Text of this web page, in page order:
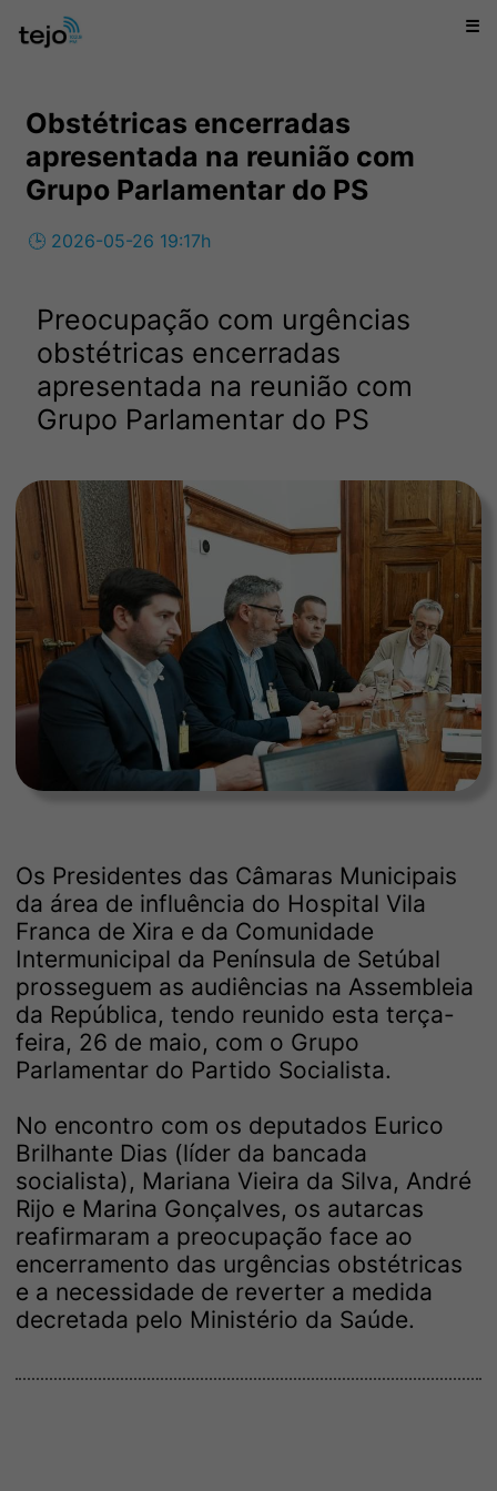
☰
Obstétricas encerradas
apresentada na reunião com
Grupo Parlamentar do PS
🕒 2026-05-26 19:17h
Preocupação com urgências
obstétricas encerradas
apresentada na reunião com
Grupo Parlamentar do PS
Os Presidentes das Câmaras Municipais
da área de influência do Hospital Vila
Franca de Xira e da Comunidade
Intermunicipal da Península de Setúbal
prosseguem as audiências na Assembleia
da República, tendo reunido esta terça-
feira, 26 de maio, com o Grupo
Parlamentar do Partido Socialista.
No encontro com os deputados Eurico
Brilhante Dias (líder da bancada
socialista), Mariana Vieira da Silva, André
Rijo e Marina Gonçalves, os autarcas
reafirmaram a preocupação face ao
encerramento das urgências obstétricas
e a necessidade de reverter a medida
decretada pelo Ministério da Saúde.